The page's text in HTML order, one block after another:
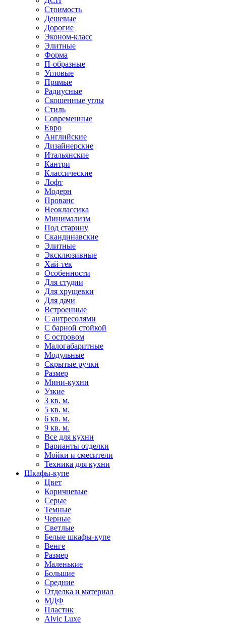
Стоимость
Дешевые
Дорогие
Эконом-класс
Элитные
Форма
П-образные
Угловые
Прямые
Радиусные
Скошенные углы
Стиль
Современные
Евро
Английские
Дизайнерские
Итальянские
Кантри
Классические
Лофт
Модерн
Прованс
Неоклассика
Минимализм
Под старину
Скандинавские
Элитные
Эксклюзивные
Хай-тек
Особенности
Для студии
Для хрущевки
Для дачи
Встроенные
С антресолями
С барной стойкой
С островом
Малогабаритные
Модульные
Скрытые ручки
Размер
Мини-кухни
Узкие
3 кв. м.
5 кв. м.
6 кв. м.
9 кв. м.
Все для кухни
Варианты отделки
Мойки и смесители
Техника для кухни
Шкафы-купе
Цвет
Коричневые
Серые
Темные
Черные
Светлые
Белые шкафы-купе
Венге
Размер
Маленькие
Большие
Средние
Отделка и материал
МДФ
Пластик
Alvic Luxe